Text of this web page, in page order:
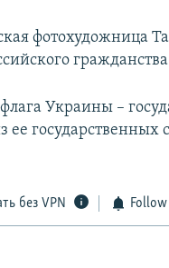
фотохудожница
флага Украины –
государственных
без VPN